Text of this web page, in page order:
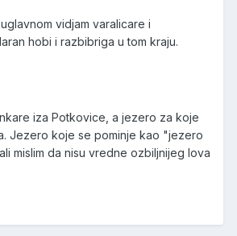
vidjam varalicare i
hobi i razbibriga u tom kraju.
iza Potkovice, a jezero za koje
Jezero koje se pominje kao "jezero
mislim da nisu vredne ozbiljnijeg lova